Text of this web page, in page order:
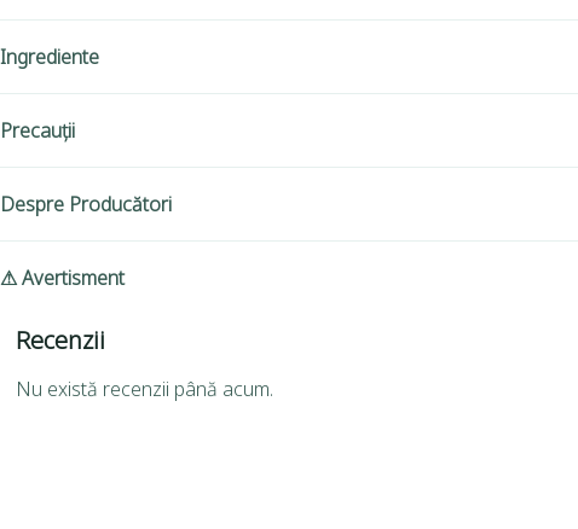
Ingrediente
Precauții
Despre Producători
⚠ Avertisment
Recenzii
Nu există recenzii până acum.